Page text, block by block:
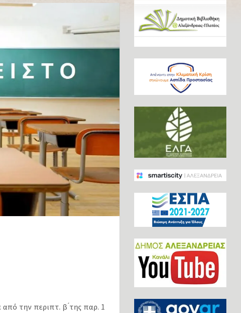
από την περιπτ. β ́της παρ. 1